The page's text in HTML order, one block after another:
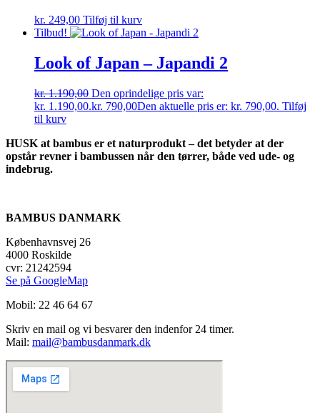
kr. 249,00 Tilføj til kurv
Tilbud!
Look of Japan – Japandi 2
kr.1.190,00 Den oprindelige pris var:
kr. 1.190,00.kr. 790,00Den aktuelle pris er: kr. 790,00. Tilføj
til kurv
HUSK at bambus er et naturprodukt – det betyder at der
opstår revner i bambussen når den tørrer, både ved ude- og
indebrug.
BAMBUS DANMARK
Københavnsvej 26
4000 Roskilde
cvr: 21242594
Se på GoogleMap
Mobil: 22 46 64 67
Skriv en mail og vi besvarer den indenfor 24 timer.
Mail: mail@bambusdanmark.dk